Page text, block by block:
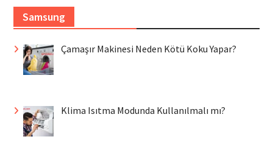
Samsung
Çamaşır Makinesi Neden Kötü Koku Yapar?
Klima Isıtma Modunda Kullanılmalı mı?